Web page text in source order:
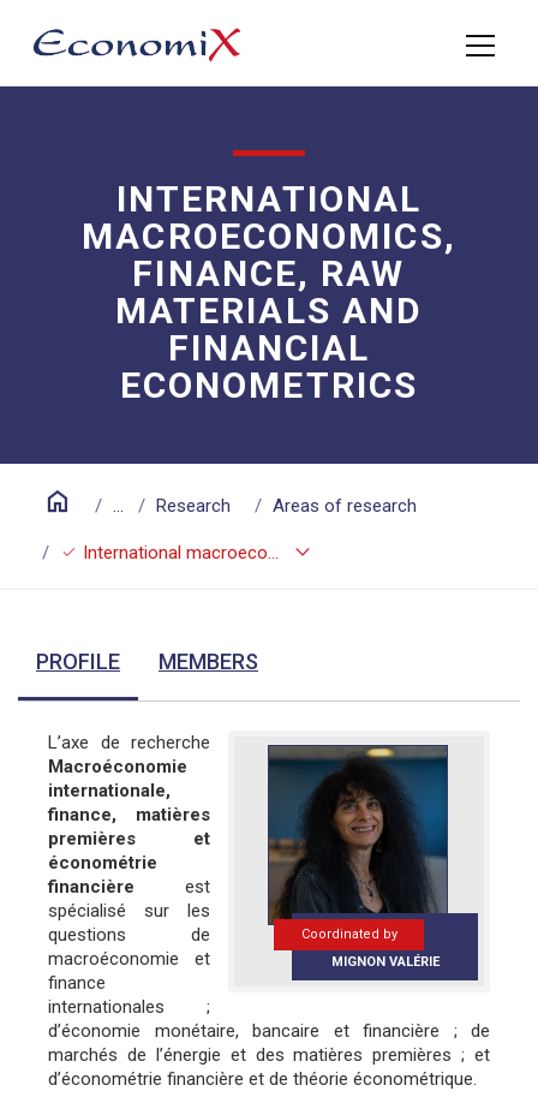
INTERNATIONAL
MACROECONOMICS,
FINANCE, RAW
MATERIALS AND
FINANCIAL
ECONOMETRICS
home Research Areas of research
check International macroeconomics, finance, raw materials and financial econometrics keyboard_arrow_down
PROFILE MEMBERS
Coordinated by
MIGNON VALÉRIE
L’axe de recherche
Macroéconomie
internationale,
finance, matières
premières et
économétrie
financière est
spécialisé sur les
questions de
macroéconomie et
finance
internationales ;
d’économie monétaire, bancaire et financière ; de
marchés de l’énergie et des matières premières ; et
d’économétrie financière et de théorie économétrique.